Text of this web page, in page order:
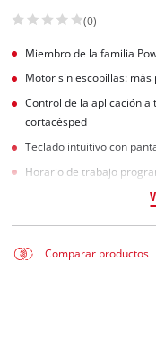
(0)
Miembro de la familia
Motor sin escobillas:
Control de la aplicación
cortacésped
Teclado intuitivo con
Horario de trabajo
Comparar productos